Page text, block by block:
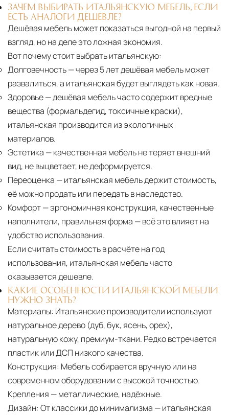
ЗАЧЕМ ВЫБИРАТЬ ИТАЛЬЯНСКУЮ МЕБЕЛЬ, ЕСЛИ
ЕСТЬ АНАЛОГИ ДЕШЕВЛЕ?
Дешёвая мебель может показаться выгодной на первый
взгляд, но на деле это ложная экономия.
Вот почему стоит выбрать итальянскую:
Долговечность— через 5 лет дешёвая мебель может
развалиться, а итальянская будет выглядеть как новая.
Здоровье— дешёвая мебель часто содержит вредные
вещества (формальдегид, токсичные краски),
итальянская производится из экологичных
материалов.
Эстетика — качественная мебель не теряет внешний
вид, не выцветает, не деформируется.
Переоценка — итальянская мебель держит стоимость,
её можно продать или передать в наследство.
Комфорт— эргономичная конструкция, качественные
наполнители, правильная форма — всё это влияет на
удобство использования.
Если считать стоимость в расчёте на год
использования, итальянская мебель часто
оказывается дешевле.
КАКИЕ ОСОБЕННОСТИ ИТАЛЬЯНСКОЙ МЕБЕЛИ
НУЖНО ЗНАТЬ?
Материалы: Итальянские производители используют
натуральное дерево (дуб, бук, ясень, орех),
натуральную кожу, премиум-ткани. Редко встречается
пластик или ДСП низкого качества.
Конструкция: Мебель собирается вручную или на
современном оборудовании с высокой точностью.
Крепления — металлические, надёжные.
Дизайн: От классики до минимализма — итальянская